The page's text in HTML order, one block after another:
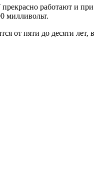
работают и при
милливольт.
от пяти до десяти лет,